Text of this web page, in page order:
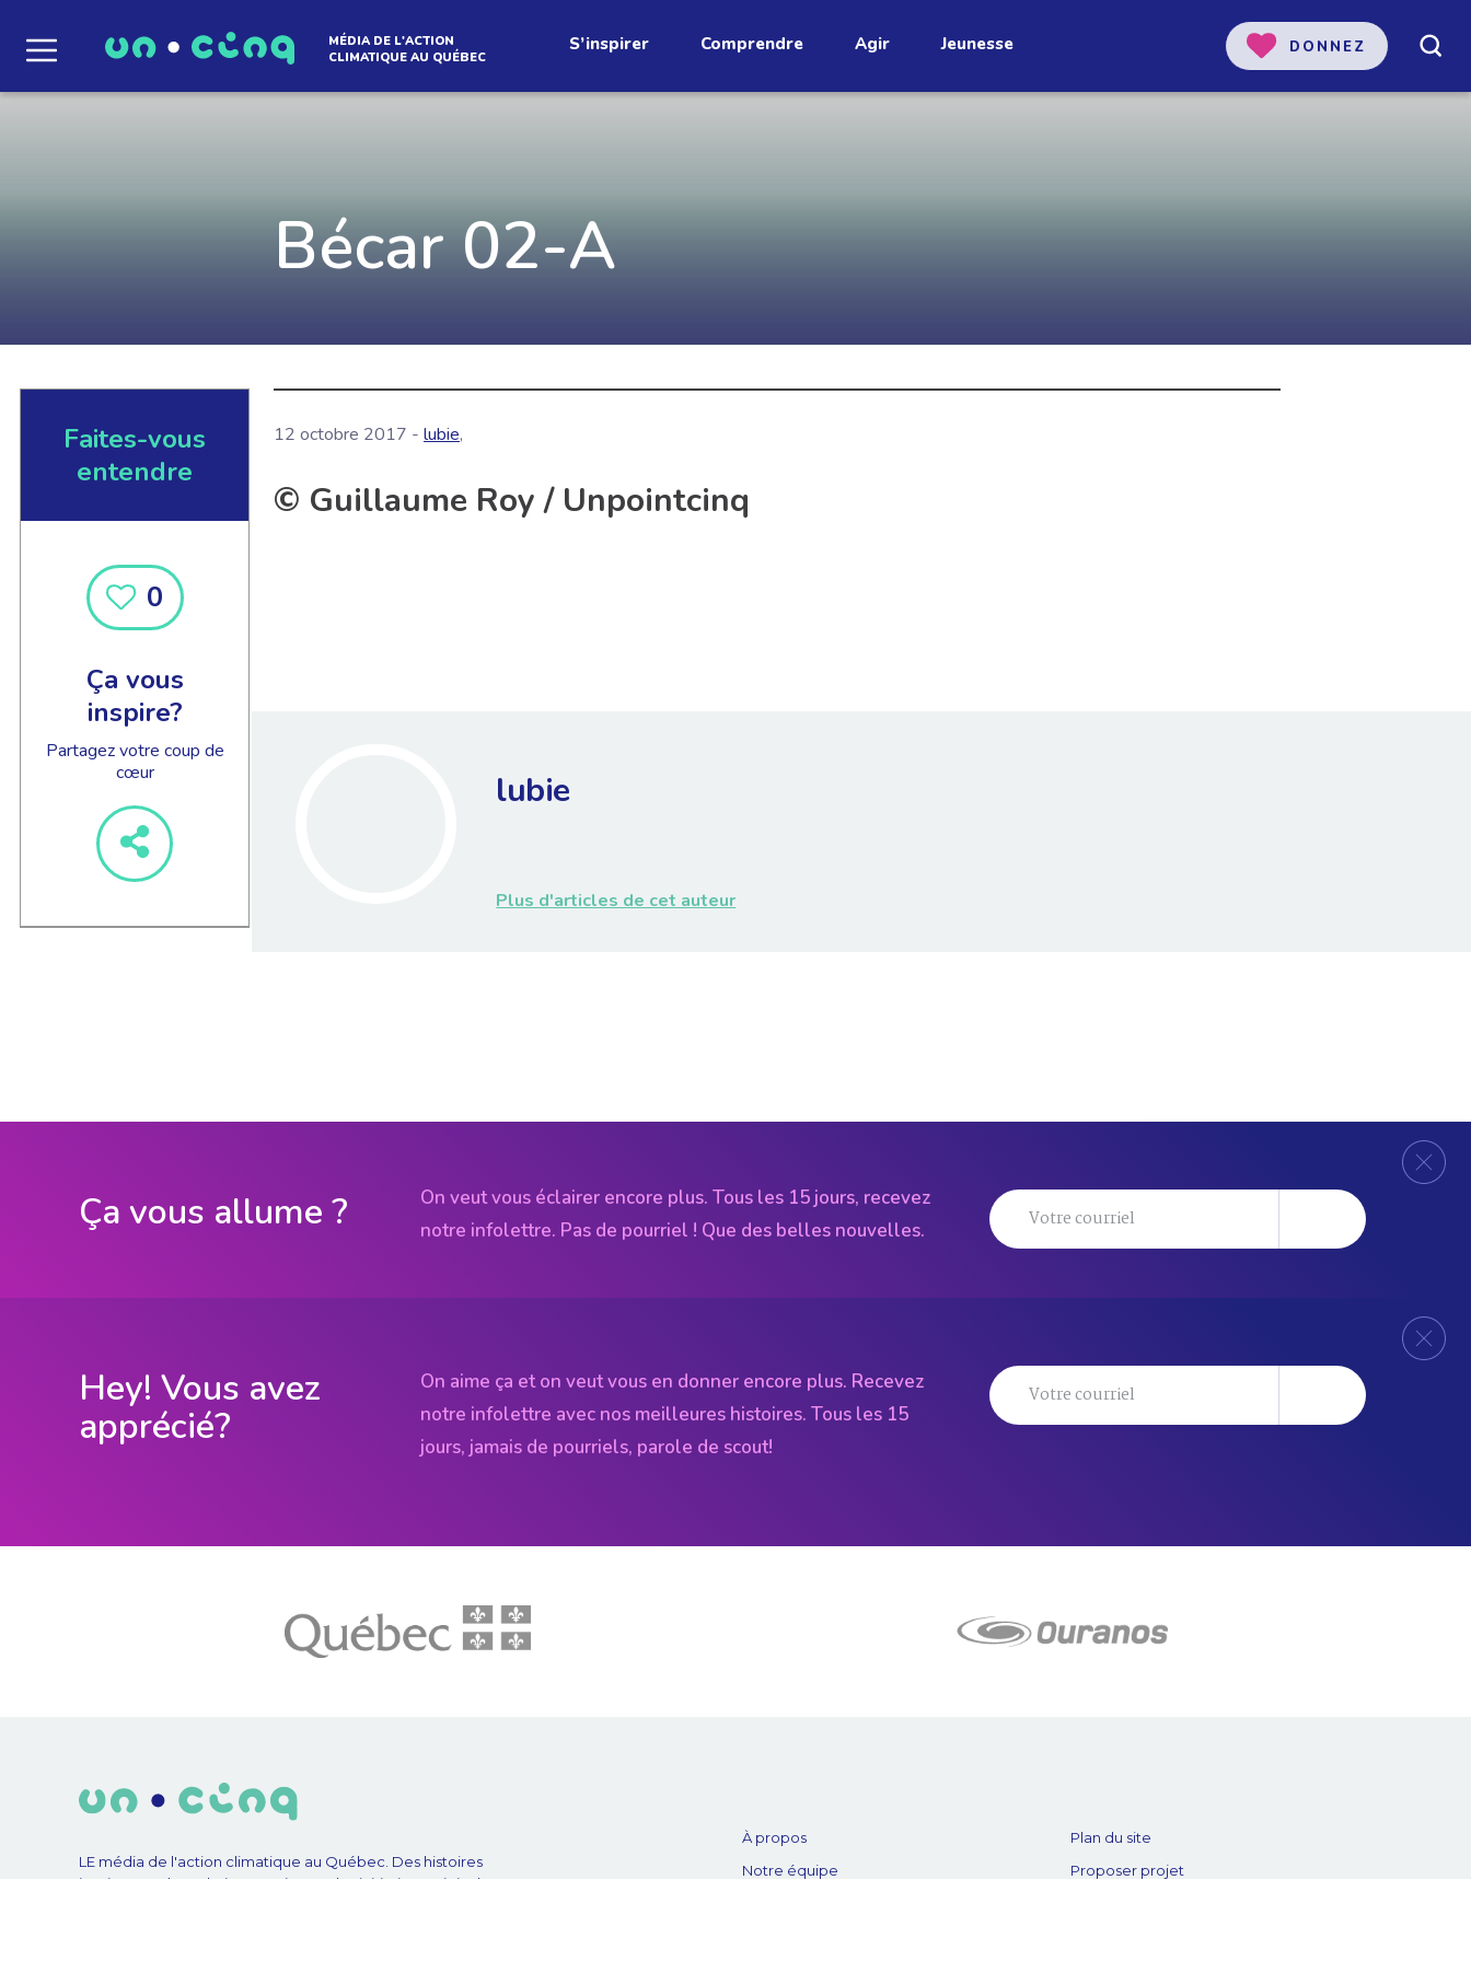
Le média qui détend
EN SAVOIR +
Découvrez notre
infolettre!
MÉDIA DE L'ACTION
CLIMATIQUE AU QUÉBEC
S’inspirer Comprendre Agir Jeunesse DONNEZ
Bécar 02-A
Faites-vous
entendre
0
Ça vous
inspire?
Partagez votre coup de
cœur
12 octobre 2017 - lubie,
© Guillaume Roy / Unpointcinq
lubie
Plus d'articles de cet auteur
Ça vous allume ?
On veut vous éclairer encore plus. Tous les 15 jours, recevez
notre infolettre. Pas de pourriel ! Que des belles nouvelles.
Hey! Vous avez
apprécié?
On aime ça et on veut vous en donner encore plus. Recevez
notre infolettre avec nos meilleures histoires. Tous les 15
jours, jamais de pourriels, parole de scout!
LE média de l'action climatique au Québec. Des histoires
inspirantes, des solutions pratiques, des initiatives originales
À propos
Notre équipe
Plan du site
Proposer projet